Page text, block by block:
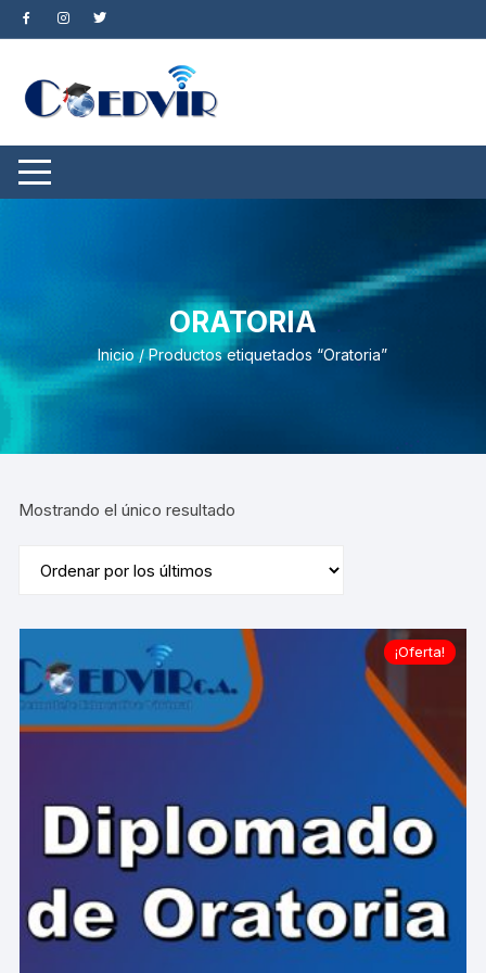
Saltar
al
ORATORIA
Inicio/ Productos etiquetados “Oratoria”
Mostrando el único resultado
¡Oferta!